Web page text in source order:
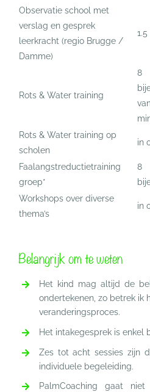
Observatie school met
verslag en gesprek
leerkracht (regio Brugge /
Damme)
Rots & Water training
8
Rots & Water training op
scholen
in
Faalangstreductietraining
groep*
8
Workshops over diverse
thema’s
in
Belangrijk om te weten
Het kind mag altijd de
ondertekenen, zo betrek ik
veranderingsproces.
Het intakegesprek is enkel
Zes tot acht sessies zijn
individuele begeleiding.
PalmCoaching gaat